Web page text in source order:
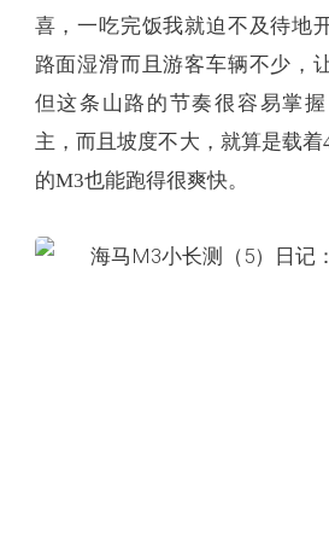
喜，一吃完饭我就迫不及待地
路面湿滑而且游客车辆不少，
但这条山路的节奏很容易掌
主，而且坡度不大，就算是载
的M3也能跑得很爽快。